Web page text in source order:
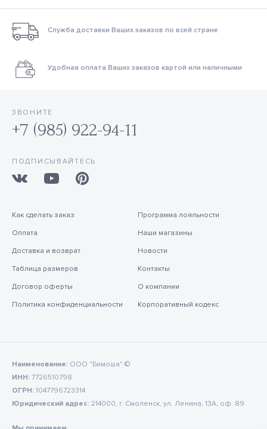
Служба доставки Ваших заказов по всей стране
Удобная оплата Ваших заказов картой или наличными
ЗВОНИТЕ
+7 (985) 922-94-11
ПОДПИСЫВАЙТЕСЬ
Как сделать заказ
Оплата
Доставка и возврат
Таблица размеров
Договор оферты
Политика конфиденциальности
Программа лояльности
Наши магазины
Новости
Контакты
О компании
Корпоративный кодекс
Наименование: ООО "Бимоша" ©
ИНН: 7726510798
ОГРН: 1047796723314
Юридический адрес: 214000, г. Смоленск, ул. Ленина, 13А, оф. 89